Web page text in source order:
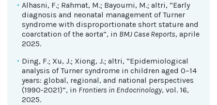
Alhasni, F.; Rahmat, M.; Bayoumi, M.; altri, “Early
diagnosis and neonatal management of Turner
syndrome with disproportionate short stature and
coarctation of the aorta”, in BMJ Case Reports, aprile
2025.
Ding, F.; Xu, J.; Xiong, J.; altri, “Epidemiological
analysis of Turner syndrome in children aged 0–14
years: global, regional, and national perspectives
(1990-2021)”, in Frontiers in Endocrinology, vol. 16,
2025.